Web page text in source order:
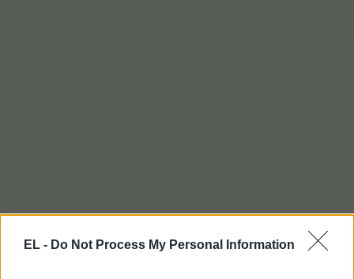
EL - Do Not Process My Personal Information